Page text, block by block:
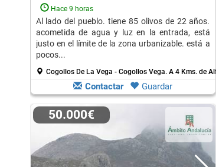
Hace 9 horas
Al lado del pueblo. tiene 85 olivos de 22 años.
acometida de agua y luz en la entrada, está
justo en el límite de la zona urbanizable. está a
pocos...
Cogollos De La Vega - Cogollos Vega. A 4 Kms. de
Contactar Guardar
50.000€